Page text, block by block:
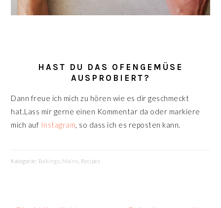
HAST DU DAS OFENGEMÜSE
AUSPROBIERT?
Dann freue ich mich zu hören wie es dir geschmeckt
hat.Lass mir gerne einen Kommentar da oder markiere
mich auf Instagram, so dass ich es reposten kann.
Kategorie: Bakings Mains Recipes